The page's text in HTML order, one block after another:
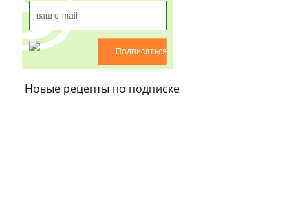
Новые рецепты по подписке